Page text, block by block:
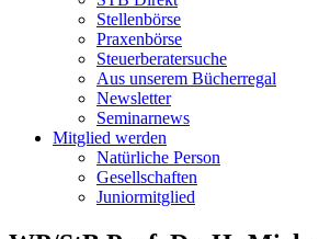
Stellenbörse
Praxenbörse
Steuerberatersuche
Aus unserem Bücherregal
Newsletter
Seminarnews
Mitglied werden
Natürliche Person
Gesellschaften
Juniormitglied